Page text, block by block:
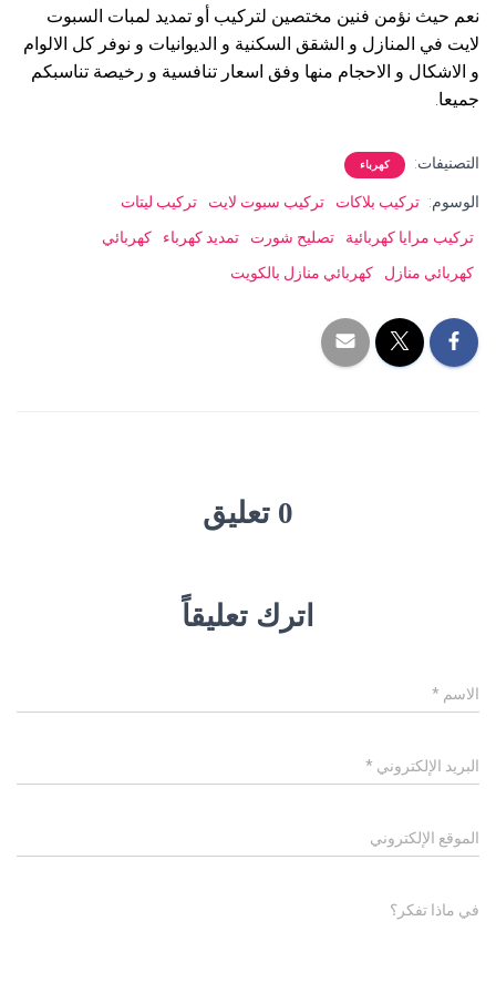
نعم حيث نؤمن فنين مختصين لتركيب أو تمديد لمبات السبوت
لايت في المنازل و الشقق السكنية و الديوانيات و نوفر كل الالوام
و الاشكال و الاحجام منها وفق اسعار تنافسية و رخيصة تناسبكم
جميعا.
التصنيفات: كهرباء
الوسوم: تركيب بلاكات تركيب سبوت لايت
تركيب ليتات
تركيب مرايا كهربائية
تصليح شورت تمديد كهرباء
كهربائي
كهربائي منازل
كهربائي منازل بالكويت
0 تعليق
اترك تعليقاً
الاسم *
البريد الإلكتروني *
الموقع الإلكتروني
في ماذا تفكر؟